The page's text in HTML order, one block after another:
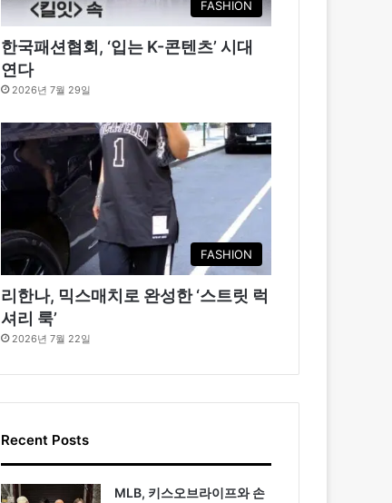
FASHION
한국패션협회, ‘입는 K-콘텐츠’ 시대
연다
2026년 7월 29일
FASHION
리한나, 믹스매치로 완성한 ‘스트릿 럭
셔리 룩’
2026년 7월 22일
Recent Posts
MLB, 키스오브라이프와 손